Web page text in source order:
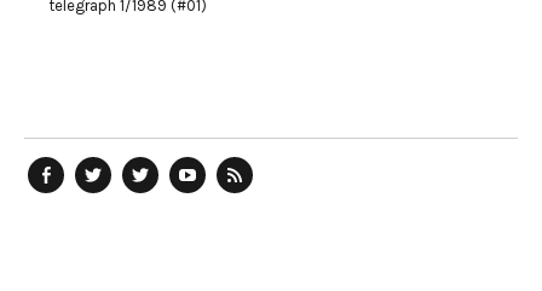
telegraph 1/1989 (#01)